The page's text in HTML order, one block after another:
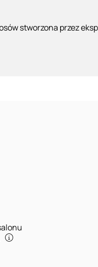
stworzona przez